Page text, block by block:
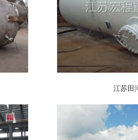
江苏田